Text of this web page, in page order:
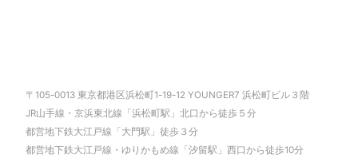
〒105-0013 東京都港区浜松町1-19-12 YOUNGER7 浜松町ビル３階
JR山手線・京浜東北線「浜松町駅」北口から徒歩５分
都営地下鉄大江戸線「大門駅」徒歩３分
都営地下鉄大江戸線・ゆりかもめ線「汐留駅」西口から徒歩10分